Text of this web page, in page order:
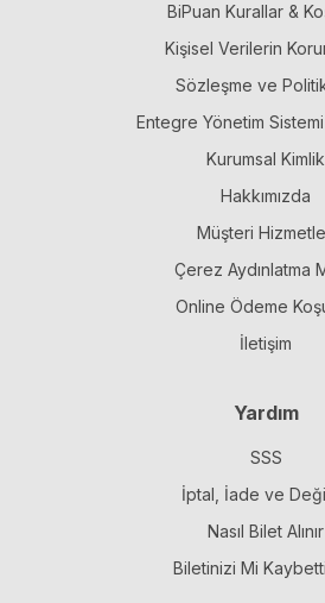
BiPuan Kurallar &
Kişisel Verilerin
Sözleşme ve
Entegre Yönetim Sistemi
Kurumsal Kimlik
Hakkımızda
Müşteri
Çerez Aydınlatma
Online Ödeme
İletişim
Yardım
SSS
İptal, İade ve
Nasıl Bilet Alınır
Biletinizi Mi